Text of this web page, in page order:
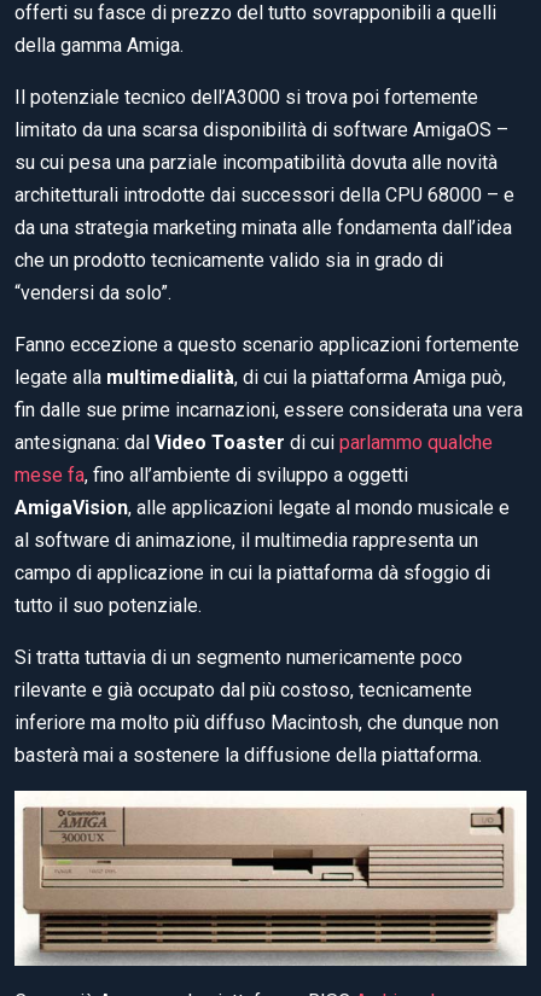
offerti su fasce di prezzo del tutto sovrapponibili a quelli
della gamma Amiga.
Il potenziale tecnico dell’A3000 si trova poi fortemente
limitato da una scarsa disponibilità di software AmigaOS –
su cui pesa una parziale incompatibilità dovuta alle novità
architetturali introdotte dai successori della CPU 68000 – e
da una strategia marketing minata alle fondamenta dall’idea
che un prodotto tecnicamente valido sia in grado di
“vendersi da solo”.
Fanno eccezione a questo scenario applicazioni fortemente
legate alla multimedialità, di cui la piattaforma Amiga può,
fin dalle sue prime incarnazioni, essere considerata una vera
antesignana: dal Video Toaster di cui parlammo qualche
mese fa, fino all’ambiente di sviluppo a oggetti
AmigaVision, alle applicazioni legate al mondo musicale e
al software di animazione, il multimedia rappresenta un
campo di applicazione in cui la piattaforma dà sfoggio di
tutto il suo potenziale.
Si tratta tuttavia di un segmento numericamente poco
rilevante e già occupato dal più costoso, tecnicamente
inferiore ma molto più diffuso Macintosh, che dunque non
basterà mai a sostenere la diffusione della piattaforma.